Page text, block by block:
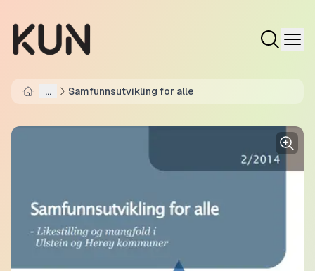
... Samfunnsutvikling for alle